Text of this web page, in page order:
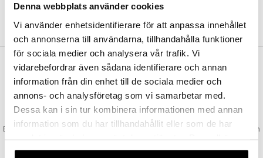
Denna webbplats använder cookies
Vi använder enhetsidentifierare för att anpassa innehållet
och annonserna till användarna, tillhandahålla funktioner
för sociala medier och analysera vår trafik. Vi
vidarebefordrar även sådana identifierare och annan
information från din enhet till de sociala medier och
annons- och analysföretag som vi samarbetar med.
Dessa kan i sin tur kombinera informationen med annan
information som du har tillhandahållit eller som de har
våra cookies vid fortsatt användande av vår webbplats.
SKAPA KUND
VAD KOSTAR FRAKTEN?
Vi erbjuder fri frakt från 350 kr. Vår gräns för fraktfri leverans bestäms
utifån vilken avdelning du handlar från. Läs mer här »
SNABBA LEVERANSER
Beställningar lagda före 14:00 (gäller varor i lager) skickas normalt ut från